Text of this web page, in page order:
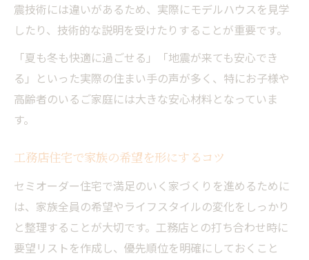
震技術には違いがあるため、実際にモデルハウスを見学
したり、技術的な説明を受けたりすることが重要です。
「夏も冬も快適に過ごせる」「地震が来ても安心でき
る」といった実際の住まい手の声が多く、特にお子様や
高齢者のいるご家庭には大きな安心材料となっていま
す。
工務店住宅で家族の希望を形にするコツ
セミオーダー住宅で満足のいく家づくりを進めるために
は、家族全員の希望やライフスタイルの変化をしっかり
と整理することが大切です。工務店との打ち合わせ時に
要望リストを作成し、優先順位を明確にしておくこと